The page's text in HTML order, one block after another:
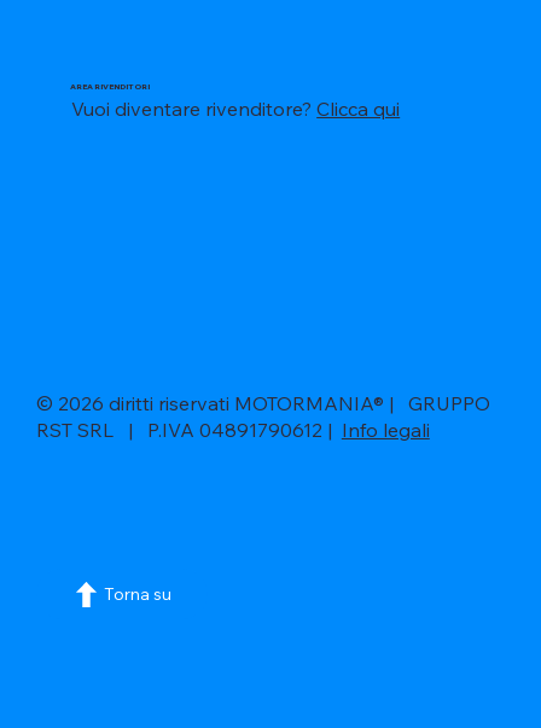
AREA RIVENDITORI
Vuoi diventare rivenditore?Clicca qui
© 2026 diritti riservati MOTORMANIA® | GRUPPO
RST SRL | P.IVA 04891790612 | Info legali
Torna su